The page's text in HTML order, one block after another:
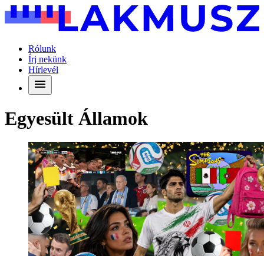
Rólunk
Írj nekünk
Hírlevél
Egyesült Államok